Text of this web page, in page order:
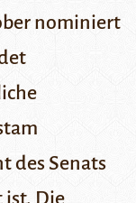
nominiert
des Senats